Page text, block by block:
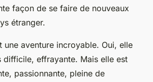
façon de se faire de nouveaux
étranger.
une aventure incroyable. Oui, elle
difficile, effrayante. Mais elle est
passionnante, pleine de